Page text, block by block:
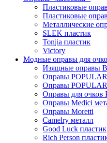
Пластиковые
Пластиковые
Металлические
SLEK пластик
Tonjia пластик
Victory
Модные оправы для
Изящные оправы
Оправы
Оправы
Оправы для очков
Оправы Medici
Оправы Moretti
Camelry металл
Good Luck пластик
Rich Person